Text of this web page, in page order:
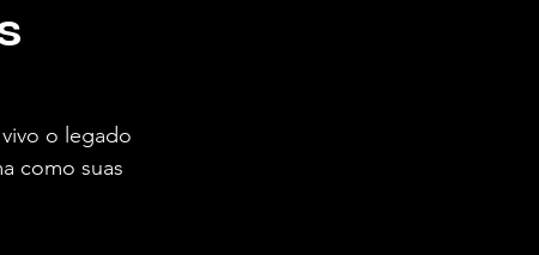
o legado
como suas